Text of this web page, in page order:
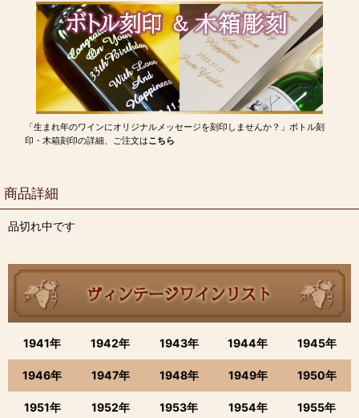
「生まれ年のワインにオリジナルメッセージを刻印しませんか？」ボトル刻
印・木箱刻印の詳細、ご注文はこちら
商品詳細
品切れ中です
1941年 1942年 1943年 1944年 1945年
1946年 1947年 1948年 1949年 1950年
1951年 1952年 1953年 1954年 1955年